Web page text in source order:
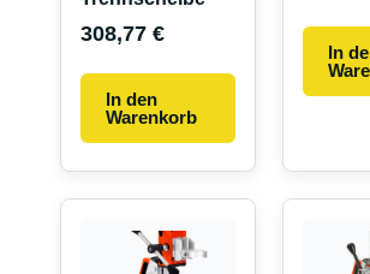
308,77€
In den
Warenkorb
In